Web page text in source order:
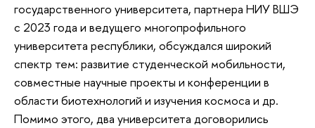
государственного университета, партнера НИУ ВШЭ
с 2023 года и ведущего многопрофильного
университета республики, обсуждался широкий
спектр тем: развитие студенческой мобильности,
совместные научные проекты и конференции в
области биотехнологий и изучения космоса и др.
Помимо этого, два университета договорились